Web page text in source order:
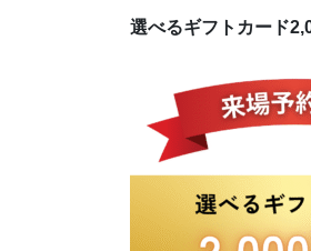
選べるギフトカード